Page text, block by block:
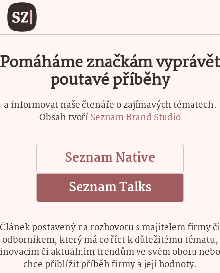
Pomáháme značkám vyprávět
poutavé příběhy
a informovat naše čtenáře o zajímavých tématech.
Obsah tvoříSeznam Brand Studio
Seznam Native
Seznam Talks
Článek postavený na rozhovoru s majitelem firmy či
odborníkem, který má co říct k důležitému tématu,
inovacím či aktuálním trendům ve svém oboru nebo
chce přiblížit příběh firmy a její hodnoty.